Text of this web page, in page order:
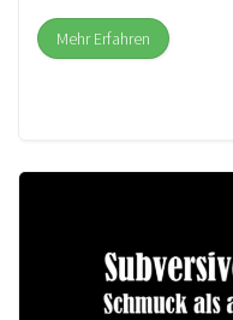
Mehr Erfahren